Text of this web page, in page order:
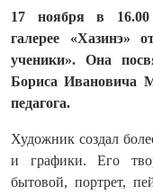
17 ноября в 16.00
галерее «Хазинэ»
ученики». Она
Бориса Ивановича
педагога.
Художник создал
и графики. Его
бытовой, портрет,